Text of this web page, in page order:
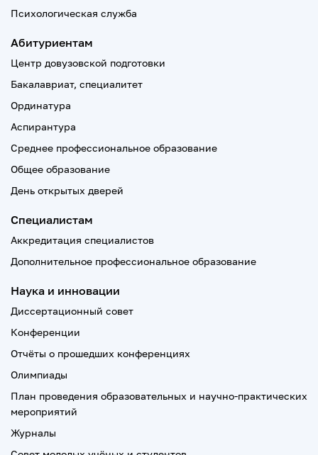
Психологическая служба
Абитуриентам
Центр довузовской подготовки
Бакалавриат, специалитет
Ординатура
Аспирантура
Среднее профессиональное образование
Общее образование
День открытых дверей
Специалистам
Аккредитация специалистов
Дополнительное профессиональное образование
Наука и инновации
Диссертационный совет
Конференции
Отчёты о прошедших конференциях
Олимпиады
План проведения образовательных и научно-практических
мероприятий
Журналы